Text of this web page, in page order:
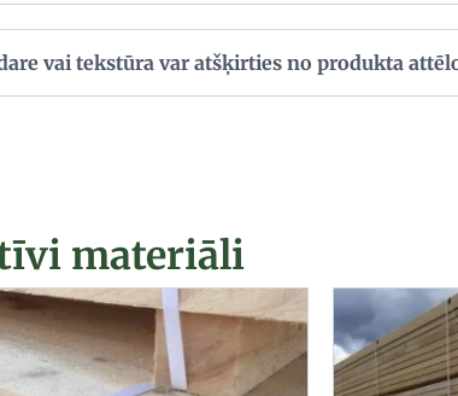
vai tekstūra var atšķirties no produkta
materiāli